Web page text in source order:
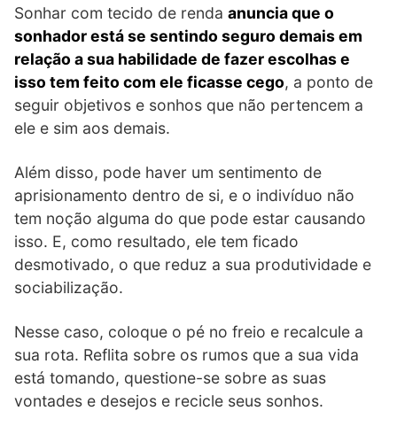
Sonhar com tecido de renda anuncia que o
sonhador está se sentindo seguro demais em
relação a sua habilidade de fazer escolhas e
isso tem feito com ele ficasse cego, a ponto de
seguir objetivos e sonhos que não pertencem a
ele e sim aos demais.
Além disso, pode haver um sentimento de
aprisionamento dentro de si, e o indivíduo não
tem noção alguma do que pode estar causando
isso. E, como resultado, ele tem ficado
desmotivado, o que reduz a sua produtividade e
sociabilização.
Nesse caso, coloque o pé no freio e recalcule a
sua rota. Reflita sobre os rumos que a sua vida
está tomando, questione-se sobre as suas
vontades e desejos e recicle seus sonhos.